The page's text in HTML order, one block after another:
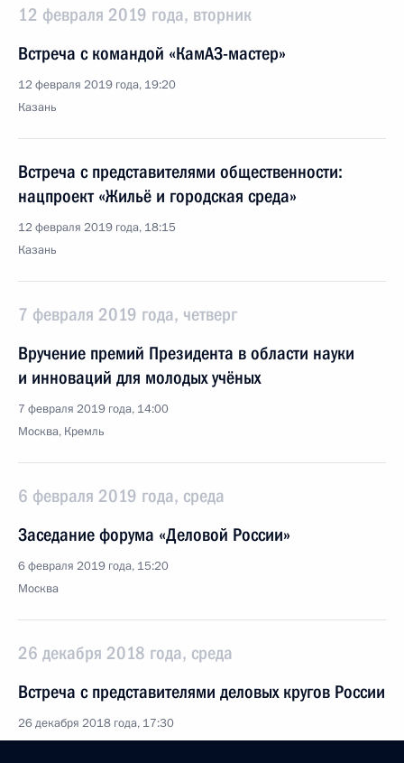
12 февраля 2019 года, вторник
Встреча с командой «КамАЗ-мастер»
12 февраля 2019 года, 19:20
Казань
Встреча с представителями общественности:
нацпроект «Жильё и городская среда»
12 февраля 2019 года, 18:15
Казань
7 февраля 2019 года, четверг
Вручение премий Президента в области науки
и инноваций для молодых учёных
7 февраля 2019 года, 14:00
Москва, Кремль
6 февраля 2019 года, среда
Заседание форума «Деловой России»
6 февраля 2019 года, 15:20
Москва
26 декабря 2018 года, среда
Встреча с представителями деловых кругов России
26 декабря 2018 года, 17:30
Москва, Кремль